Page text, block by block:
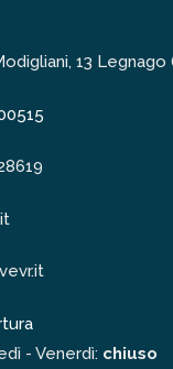
13 Legnago
- Venerdì: chiuso